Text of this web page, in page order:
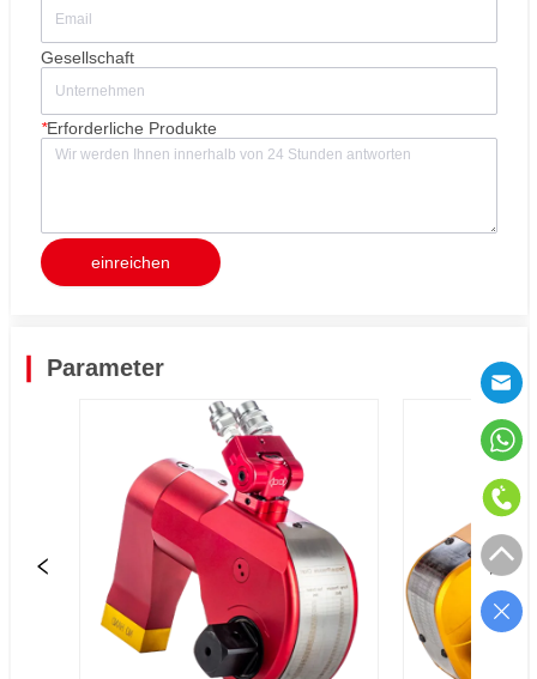
Gesellschaft
*Erforderliche Produkte
einreichen
Parameter